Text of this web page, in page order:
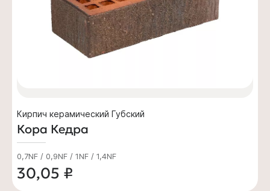
Кирпич керамический Губский
Кора Кедра
0,7NF / 0,9NF / 1NF / 1,4NF
30,05 ₽